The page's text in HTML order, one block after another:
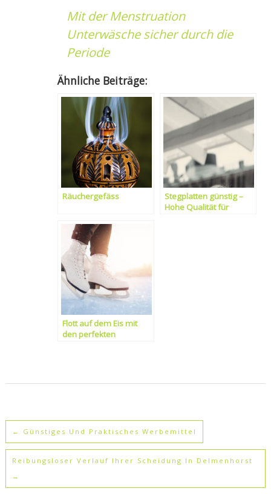
Mit der Menstruation
Unterwäsche sicher durch die
Periode
Ähnliche Beiträge:
Räuchergefäss
Stegplatten günstig –
Hohe Qualität für
Flott auf dem Eis mit
den perfekten
← Günstiges Und Praktisches Werbemittel
Reibungsloser Verlauf Ihrer Scheidung In Delmenhorst
→